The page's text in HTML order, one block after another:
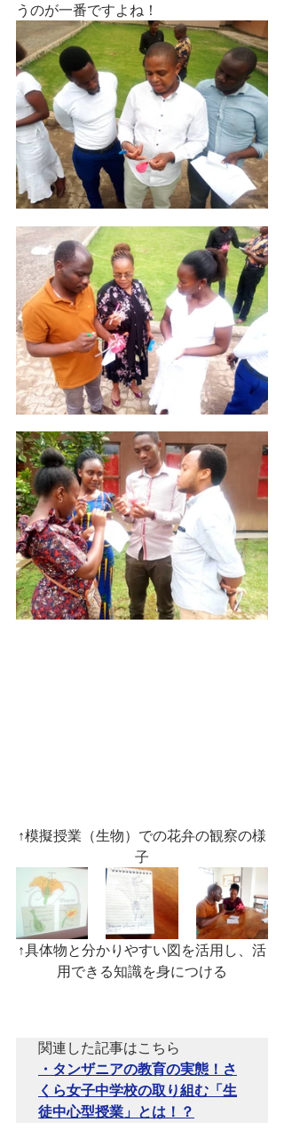
うのが一番ですよね！
↑模擬授業（生物）での花弁の観察の様
子
↑具体物と分かりやすい図を活用し、活
用できる知識を身につける
・タンザニアの教育の実態！さ
くら女子中学校の取り組む「生
徒中心型授業」とは！？